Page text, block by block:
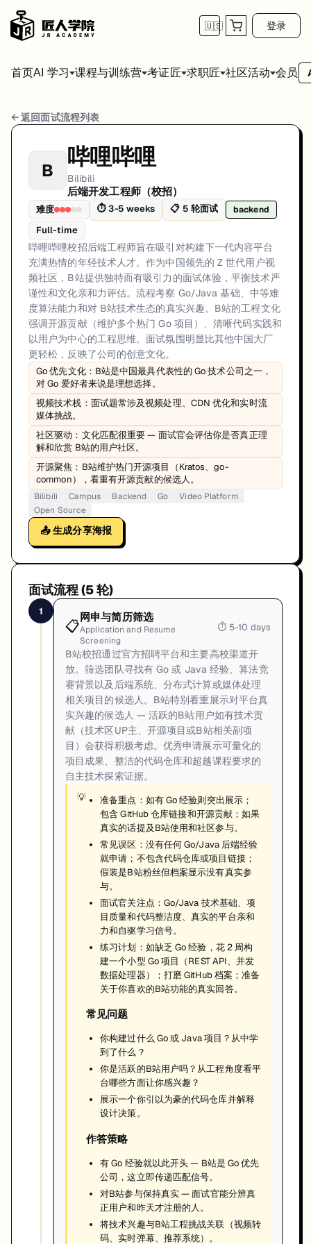
🇺🇸 登录
首页AI 学习 课程与训练营 考证匠 求职匠 社区活动 会员
Bilibili 后端开发工程师（校招） 面试流程
岗位方向: backend
哔哩哔哩校招后端工程师旨在吸引对构建下一代内容平台充满热情的
Bilibili的后端开发工程师（校招）面试共5轮，以下是每轮面试的详细流
第1轮 (5-10 days): B站校招通过官方招聘平台和主要高校渠道
面试亮点: Go-First Culture: Bilibili is one of China's most prominent
标签: Bilibili, Campus, Backend, Go, Video Platform, Open Source
← 返回面试流程列表
B 哔哩哔哩
Bilibili
后端开发工程师（校招）
难度 ⏱3-5 weeks 📋 5 轮面试 backend
Full-time
哔哩哔哩校招后端工程师旨在吸引对构建下一代内容平台
充满热情的年轻技术人才。作为中国领先的 Z 世代用户视
频社区，B站提供独特而有吸引力的面试体验，平衡技术严
谨性和文化亲和力评估。流程考察 Go/Java 基础、中等难
度算法能力和对 B站技术生态的真实兴趣。B站的工程文化
强调开源贡献（维护多个热门 Go 项目）、清晰代码实践和
以用户为中心的工程思维。面试氛围明显比其他中国大厂
更轻松，反映了公司的创意文化。
Go 优先文化：B站是中国最具代表性的 Go 技术公司之一，
对 Go 爱好者来说是理想选择。
视频技术栈：面试题常涉及视频处理、CDN 优化和实时流
媒体挑战。
社区驱动：文化匹配很重要 — 面试官会评估你是否真正理
解和欣赏 B站的用户社区。
开源聚焦：B站维护热门开源项目（Kratos、go-
common），看重有开源贡献的候选人。
Bilibili Campus Backend Go
Video Platform
Open Source
📤 生成分享海报
面试流程 (5轮)
1
📋
网申与简历筛选
Application and Resume
Screening
⏱ 5-10 days
B站校招通过官方招聘平台和主要高校渠道开
放。筛选团队寻找有 Go 或 Java 经验、算法竞
赛背景以及后端系统、分布式计算或媒体处理
相关项目的候选人。B站特别看重展示对平台真
实兴趣的候选人 — 活跃的B站用户如有技术贡
献（技术区UP主、开源项目或B站相关副项
目）会获得积极考虑。优秀申请展示可量化的
项目成果、整洁的代码仓库和超越课程要求的
自主技术探索证据。
💡
准备重点：如有 Go 经验则突出展示；
包含 GitHub 仓库链接和开源贡献；如果
真实的话提及B站使用和社区参与。
常见误区：没有任何 Go/Java 后端经验
就申请；不包含代码仓库或项目链接；
假装是B站粉丝但档案显示没有真实参
与。
面试官关注点：Go/Java 技术基础、项
目质量和代码整洁度、真实的平台亲和
力和自驱学习信号。
练习计划：如缺乏 Go 经验，花 2 周构
建一个小型 Go 项目（REST API、并发
数据处理器）；打磨 GitHub 档案；准备
关于你喜欢的B站功能的真实回答。
常见问题
你构建过什么 Go 或 Java 项目？从中学
到了什么？
你是活跃的B站用户吗？从工程角度看平
台哪些方面让你感兴趣？
展示一个你引以为豪的代码仓库并解释
设计决策。
作答策略
有 Go 经验就以此开头 — B站是 Go 优先
公司，这立即传递匹配信号。
对B站参与保持真实 — 面试官能分辨真
正用户和昨天才注册的人。
将技术兴趣与B站工程挑战关联（视频转
码、实时弹幕、推荐系统）。